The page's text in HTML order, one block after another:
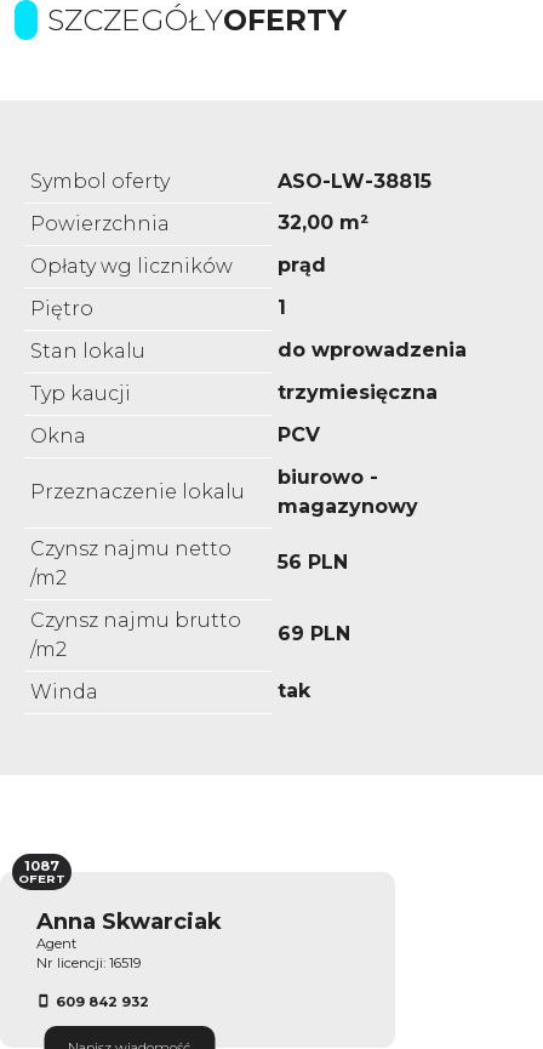
SZCZEGÓŁYOFERTY
Symbol oferty
ASO-LW-38815
Powierzchnia
32,00 m²
Opłaty wg liczników
prąd
Piętro
1
Stan lokalu
do wprowadzenia
Typ kaucji
trzymiesięczna
Okna
PCV
Przeznaczenie lokalu
biurowo -
magazynowy
Czynsz najmu netto
/m2
56 PLN
Czynsz najmu brutto
/m2
69 PLN
Winda tak
Anna Skwarciak
Agent
Nr licencji: 16519
609 842 932
1087
OFERT